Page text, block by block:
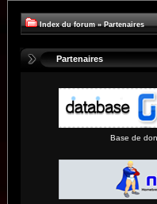
Index du forum » Partenaires
Partenaires
Base de